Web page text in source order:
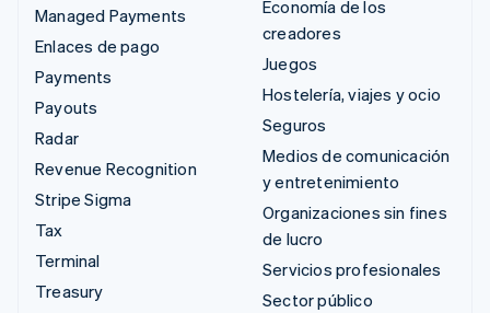
Managed Payments
Enlaces de pago
Payments
Payouts
Radar
Revenue Recognition
Stripe Sigma
Tax
Terminal
Treasury
Economía de los
creadores
Juegos
Hostelería, viajes y ocio
Seguros
Medios de comunicación
y entretenimiento
Organizaciones sin fines
de lucro
Servicios profesionales
Sector público